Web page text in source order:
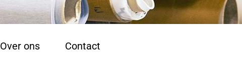
Over ons Contact